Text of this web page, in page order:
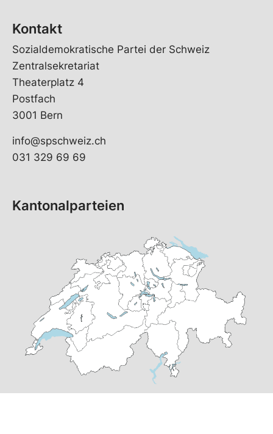
Kontakt
Sozialdemokratische Partei der Schweiz
Zentralsekretariat
Theaterplatz 4
Postfach
3001 Bern
info@spschweiz.ch
031 329 69 69
Kantonalparteien